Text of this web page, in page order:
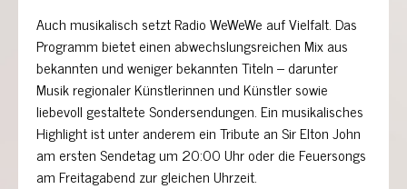
Auch musikalisch setzt Radio WeWeWe auf Vielfalt. Das
Programm bietet einen abwechslungsreichen Mix aus
bekannten und weniger bekannten Titeln – darunter
Musik regionaler Künstlerinnen und Künstler sowie
liebevoll gestaltete Sondersendungen. Ein musikalisches
Highlight ist unter anderem ein Tribute an Sir Elton John
am ersten Sendetag um 20:00 Uhr oder die Feuersongs
am Freitagabend zur gleichen Uhrzeit.